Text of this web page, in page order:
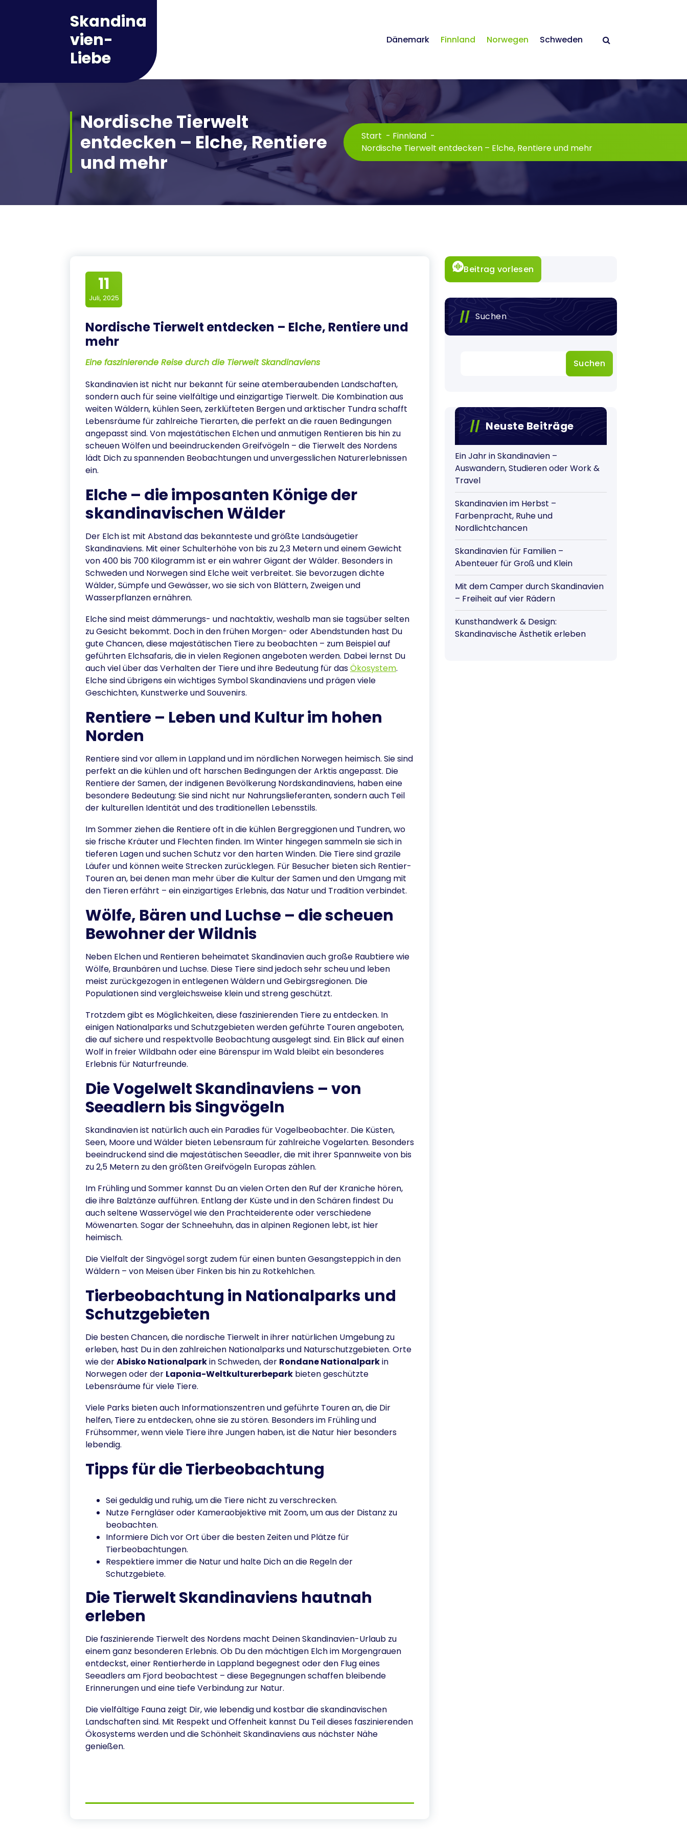
Skandina
vien-
Liebe
Dänemark Finnland Norwegen Schweden
Nordische Tierwelt
entdecken – Elche, Rentiere
und mehr
Start - Finnland -
Nordische Tierwelt entdecken – Elche, Rentiere und mehr
11
Juli, 2025
Nordische Tierwelt entdecken – Elche, Rentiere und
mehr
Eine faszinierende Reise durch die Tierwelt Skandinaviens
Skandinavien ist nicht nur bekannt für seine atemberaubenden Landschaften,
sondern auch für seine vielfältige und einzigartige Tierwelt. Die Kombination aus
weiten Wäldern, kühlen Seen, zerklüfteten Bergen und arktischer Tundra schafft
Lebensräume für zahlreiche Tierarten, die perfekt an die rauen Bedingungen
angepasst sind. Von majestätischen Elchen und anmutigen Rentieren bis hin zu
scheuen Wölfen und beeindruckenden Greifvögeln – die Tierwelt des Nordens
lädt Dich zu spannenden Beobachtungen und unvergesslichen Naturerlebnissen
ein.
Elche – die imposanten Könige der
skandinavischen Wälder
Der Elch ist mit Abstand das bekannteste und größte Landsäugetier
Skandinaviens. Mit einer Schulterhöhe von bis zu 2,3 Metern und einem Gewicht
von 400 bis 700 Kilogramm ist er ein wahrer Gigant der Wälder. Besonders in
Schweden und Norwegen sind Elche weit verbreitet. Sie bevorzugen dichte
Wälder, Sümpfe und Gewässer, wo sie sich von Blättern, Zweigen und
Wasserpflanzen ernähren.
Elche sind meist dämmerungs- und nachtaktiv, weshalb man sie tagsüber selten
zu Gesicht bekommt. Doch in den frühen Morgen- oder Abendstunden hast Du
gute Chancen, diese majestätischen Tiere zu beobachten – zum Beispiel auf
geführten Elchsafaris, die in vielen Regionen angeboten werden. Dabei lernst Du
auch viel über das Verhalten der Tiere und ihre Bedeutung für dasÖkosystem.
Elche sind übrigens ein wichtiges Symbol Skandinaviens und prägen viele
Geschichten, Kunstwerke und Souvenirs.
Rentiere – Leben und Kultur im hohen
Norden
Rentiere sind vor allem in Lappland und im nördlichen Norwegen heimisch. Sie sind
perfekt an die kühlen und oft harschen Bedingungen der Arktis angepasst. Die
Rentiere der Samen, der indigenen Bevölkerung Nordskandinaviens, haben eine
besondere Bedeutung: Sie sind nicht nur Nahrungslieferanten, sondern auch Teil
der kulturellen Identität und des traditionellen Lebensstils.
Im Sommer ziehen die Rentiere oft in die kühlen Bergreggionen und Tundren, wo
sie frische Kräuter und Flechten finden. Im Winter hingegen sammeln sie sich in
tieferen Lagen und suchen Schutz vor den harten Winden. Die Tiere sind grazile
Läufer und können weite Strecken zurücklegen. Für Besucher bieten sich Rentier-
Touren an, bei denen man mehr über die Kultur der Samen und den Umgang mit
den Tieren erfährt – ein einzigartiges Erlebnis, das Natur und Tradition verbindet.
Wölfe, Bären und Luchse – die scheuen
Bewohner der Wildnis
Neben Elchen und Rentieren beheimatet Skandinavien auch große Raubtiere wie
Wölfe, Braunbären und Luchse. Diese Tiere sind jedoch sehr scheu und leben
meist zurückgezogen in entlegenen Wäldern und Gebirgsregionen. Die
Populationen sind vergleichsweise klein und streng geschützt.
Trotzdem gibt es Möglichkeiten, diese faszinierenden Tiere zu entdecken. In
einigen Nationalparks und Schutzgebieten werden geführte Touren angeboten,
die auf sichere und respektvolle Beobachtung ausgelegt sind. Ein Blick auf einen
Wolf in freier Wildbahn oder eine Bärenspur im Wald bleibt ein besonderes
Erlebnis für Naturfreunde.
Die Vogelwelt Skandinaviens – von
Seeadlern bis Singvögeln
Skandinavien ist natürlich auch ein Paradies für Vogelbeobachter. Die Küsten,
Seen, Moore und Wälder bieten Lebensraum für zahlreiche Vogelarten. Besonders
beeindruckend sind die majestätischen Seeadler, die mit ihrer Spannweite von bis
zu 2,5 Metern zu den größten Greifvögeln Europas zählen.
Im Frühling und Sommer kannst Du an vielen Orten den Ruf der Kraniche hören,
die ihre Balztänze aufführen. Entlang der Küste und in den Schären findest Du
auch seltene Wasservögel wie den Prachteiderente oder verschiedene
Möwenarten. Sogar der Schneehuhn, das in alpinen Regionen lebt, ist hier
heimisch.
Die Vielfalt der Singvögel sorgt zudem für einen bunten Gesangsteppich in den
Wäldern – von Meisen über Finken bis hin zu Rotkehlchen.
Tierbeobachtung in Nationalparks und
Schutzgebieten
Die besten Chancen, die nordische Tierwelt in ihrer natürlichen Umgebung zu
erleben, hast Du in den zahlreichen Nationalparks und Naturschutzgebieten. Orte
wie derAbisko Nationalparkin Schweden, der Rondane Nationalparkin
Norwegen oder der Laponia-Weltkulturerbepark bieten geschützte
Lebensräume für viele Tiere.
Viele Parks bieten auch Informationszentren und geführte Touren an, die Dir
helfen, Tiere zu entdecken, ohne sie zu stören. Besonders im Frühling und
Frühsommer, wenn viele Tiere ihre Jungen haben, ist die Natur hier besonders
lebendig.
Tipps für die Tierbeobachtung
Sei geduldig und ruhig, um die Tiere nicht zu verschrecken.
Nutze Ferngläser oder Kameraobjektive mit Zoom, um aus der Distanz zu
beobachten.
Informiere Dich vor Ort über die besten Zeiten und Plätze für
Tierbeobachtungen.
Respektiere immer die Natur und halte Dich an die Regeln der
Schutzgebiete.
Die Tierwelt Skandinaviens hautnah
erleben
Die faszinierende Tierwelt des Nordens macht Deinen Skandinavien-Urlaub zu
einem ganz besonderen Erlebnis. Ob Du den mächtigen Elch im Morgengrauen
entdeckst, einer Rentierherde in Lappland begegnest oder den Flug eines
Seeadlers am Fjord beobachtest – diese Begegnungen schaffen bleibende
Erinnerungen und eine tiefe Verbindung zur Natur.
Die vielfältige Fauna zeigt Dir, wie lebendig und kostbar die skandinavischen
Landschaften sind. Mit Respekt und Offenheit kannst Du Teil dieses faszinierenden
Ökosystems werden und die Schönheit Skandinaviens aus nächster Nähe
genießen.
Beitrag vorlesen
Suchen
Suchen
Neuste Beiträge
Ein Jahr in Skandinavien –
Auswandern, Studieren oder Work &
Travel
Skandinavien im Herbst –
Farbenpracht, Ruhe und
Nordlichtchancen
Skandinavien für Familien –
Abenteuer für Groß und Klein
Mit dem Camper durch Skandinavien
– Freiheit auf vier Rädern
Kunsthandwerk & Design:
Skandinavische Ästhetik erleben